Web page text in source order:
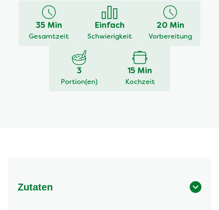
abgegeben35 Min
Gesamtzeit
Einfach
Schwierigkeit
20 Min
Vorbereitung
3
Portion(en)
15 Min
Kochzeit
Zutaten